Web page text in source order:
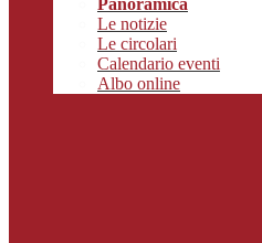
Panoramica
Le notizie
Le circolari
Calendario eventi
Albo online